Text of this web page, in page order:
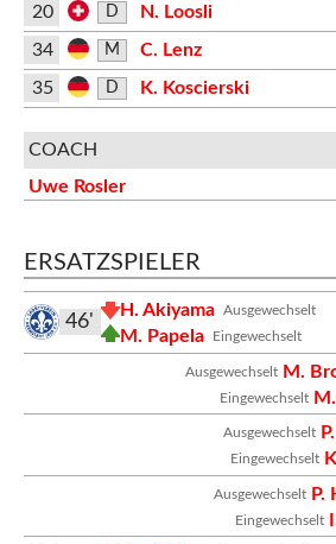
20 D
N. Loosli
34
M C. Lenz
35 D K. Koscierski
COACH
Uwe Rosler
ERSATZSPIELER
Ausgewechselt
H. Akiyama
Eingewechselt
M. Papela
46'
Ausgewechselt M.
Eingewechselt
Ausgewechselt
Eingewechselt
Ausgewechselt P.
Eingewechselt